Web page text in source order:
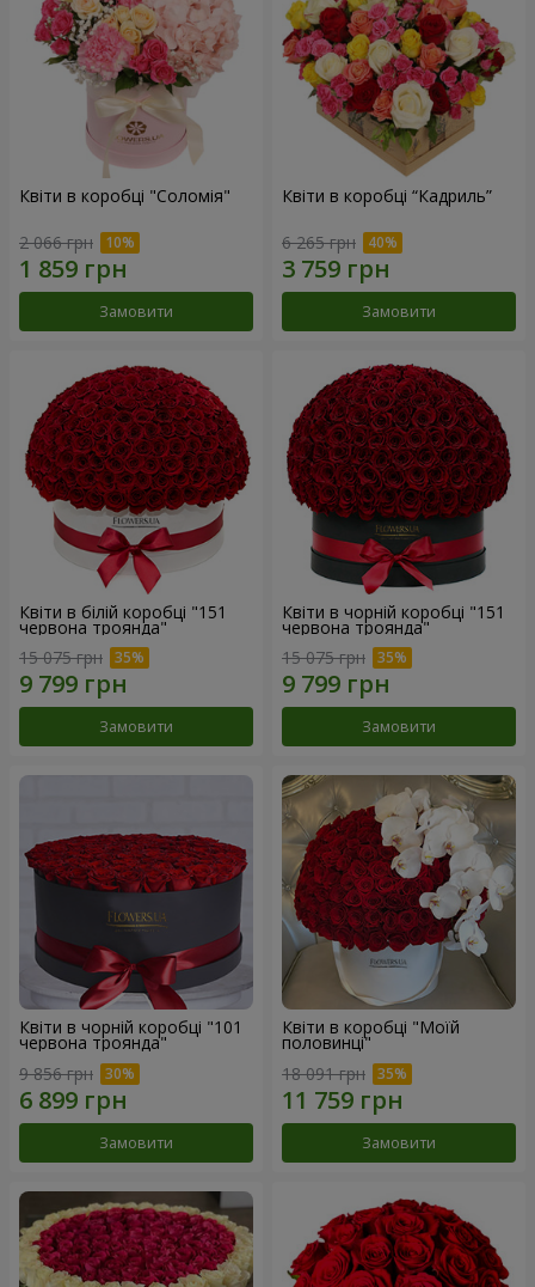
Квіти в коробці "Соломія"
2 066 грн
Замовити
Квіти в коробці “Кадриль”
6 265 грн
Замовити
Квіти в білій коробці "151
червона троянда"
15 075 грн
Замовити
Квіти в чорній коробці "151
червона троянда"
15 075 грн
Замовити
Квіти в чорній коробці "101
червона троянда"
9 856 грн
Замовити
Квіти в коробці "Моїй
половинці"
18 091 грн
Замовити